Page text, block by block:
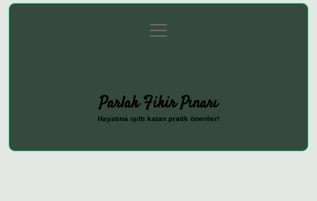
Gizlilik Politikası
menüyü
aç
Parlak Fikir Pınarı
Hayatına ışıltı katan pratik öneriler!